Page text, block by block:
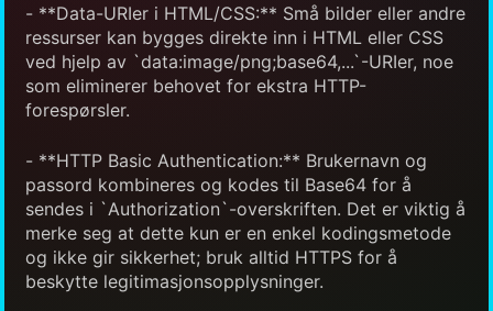
- **Data-URIer i HTML/CSS:** Små bilder eller andre
ressurser kan bygges direkte inn i HTML eller CSS
ved hjelp av `data:image/png;base64,...`-URIer, noe
som eliminerer behovet for ekstra HTTP-
forespørsler.
- **HTTP Basic Authentication:** Brukernavn og
passord kombineres og kodes til Base64 for å
sendes i `Authorization`-overskriften. Det er viktig å
merke seg at dette kun er en enkel kodingsmetode
og ikke gir sikkerhet; bruk alltid HTTPS for å
beskytte legitimasjonsopplysninger.